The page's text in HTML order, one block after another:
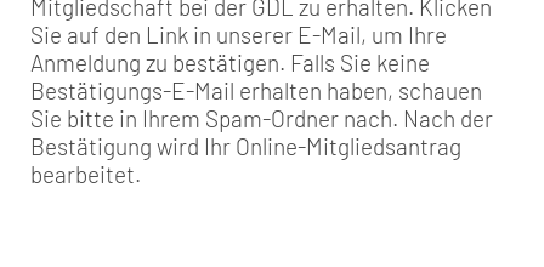
Mitgliedschaft bei der GDL zu erhalten. Klicken
Sie auf den Link in unserer E-Mail, um Ihre
Anmeldung zu bestätigen. Falls Sie keine
Bestätigungs-E-Mail erhalten haben, schauen
Sie bitte in Ihrem Spam-Ordner nach. Nach der
Bestätigung wird Ihr Online-Mitgliedsantrag
bearbeitet.